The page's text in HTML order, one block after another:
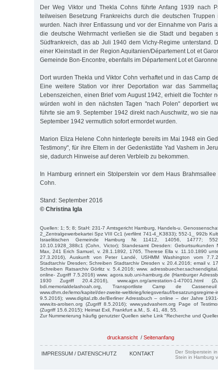
Der Weg Viktor und Thekla Cohns führte Anfang 1939 nach
teilweisen Besetzung Frankreichs durch die deutschen
wurden. Nach ihrer Entlassung und vor der Einnahme von Paris
die deutsche Wehrmacht verließen sie die Stadt und begaben
Südfrankreich, das ab Juli 1940 dem Vichy-Regime unterstand.
einer Kleinstadt in der Region Aquitanien/Département Lot et
Gemeinde Bon-Encontre, ebenfalls im Département Lot et
Dort wurden Thekla und Viktor Cohn verhaftet und in das Camp
Eine weitere Station vor ihrer Deportation war das
Lebenszeichen, einen Brief vom August 1942, erhielt die Tochter
würden wohl in den nächsten Tagen "nach Polen" deportiert
führte sie am 9. September 1942 direkt nach Auschwitz, wo sie
September 1942 vermutlich sofort ermordet wurden.
Marion Eliza Helene Cohn hinterlegte bereits im Mai 1948 ein
Testimony", für ihre Eltern in der Gedenkstätte Yad Vashem in
sie, dadurch Hinweise auf deren Verbleib zu bekommen.
In Hamburg erinnert ein Stolperstein vor dem Haus
Cohn.
Stand: September 2016
© Christina Igla
Quellen: 1; 5; 8; StaH: 231-7 Amtsgericht Hamburg, Handels-u.
2_Zentralgewerbekartei Spz VIII Cc1 (verfilmt 741-4_K3833); 552-1_ 992b
Israelitischen Gemeinde Hamburg Nr. 11412, 14056, 14777; 552-
10.10.1928_388c1 (Cohn, Victor); Standesamt Dresden: Geburtsurkunden
Max, 241 Erich Samuel, v. 28.1.1892, 1765, Therese Ella v. 11.10.1890
27.3.2016), Auskunft von Peter Landé, USHMM Washington vom
Stadtarchiv Dresden; Schreiben Stadtarchiv Dresden v. 20.4.2016; email v.
Schreiben Ratsarchiv Görlitz v. 5.4.2016; www.
online- Zugriff 7.5.2016) www. agora.sub.uni-hamburg.de (Hamburger
1930 Zugriff 20.4.2016), www.ajpn.org/arrestation-1-47001.html
bdi.memorialdelashoah.org, Transportliste Camp de
www.dhm.de/lemo/kapitel/der-zweite-weltkrieg/kriegsverlauf/
9.5.2016); www.digital.zlb.de/Berliner Adressbuch – online – der Jahre
www.its-arolsen.org (Zugriff 8.5.2016); www.yadvashem.org Page of
(Zugriff 15.6.2015); Heimat Exil, Frankfurt a.M., S. 41, 48, 55.
Zur Nummerierung häufig genutzter Quellen siehe Link "Recherche und
druckansicht / Seitenanfang
IMPRESSUM / DATENSCHUTZ KONTAKT
Der Stolperstein
Stein in Hamburg